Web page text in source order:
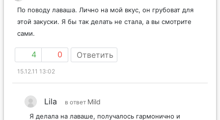
По поводу лаваша. Лично на мой вкус, он грубоват для
этой закуски. Я бы так делать не стала, а вы смотрите
сами.
4 0 Ответить
15.12.11 13:02
Lila в ответ Mild
Я делала на лаваше, получалось гармонично и